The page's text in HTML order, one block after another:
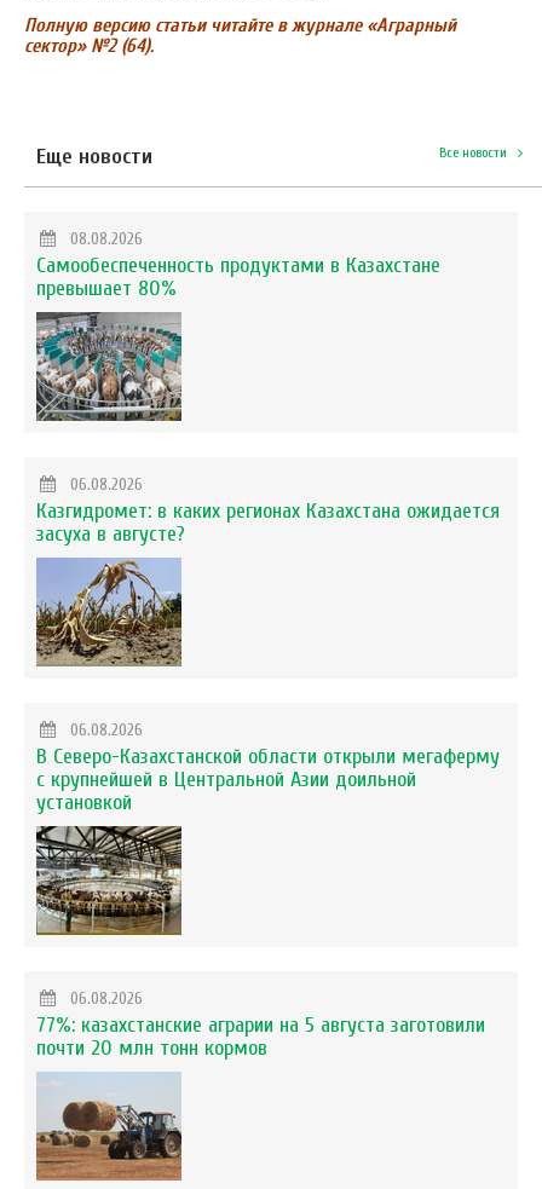
Полную версию статьи читайте в журнале «Аграрный
сектор» №2 (64).
Еще новости Все новости
08.08.2026
Самообеспеченность продуктами в Казахстане
превышает 80%
06.08.2026
Казгидромет: в каких регионах Казахстана ожидается
засуха в августе?
06.08.2026
В Северо-Казахстанской области открыли мегаферму
с крупнейшей в Центральной Азии доильной
установкой
06.08.2026
77%: казахстанские аграрии на 5 августа заготовили
почти 20 млн тонн кормов